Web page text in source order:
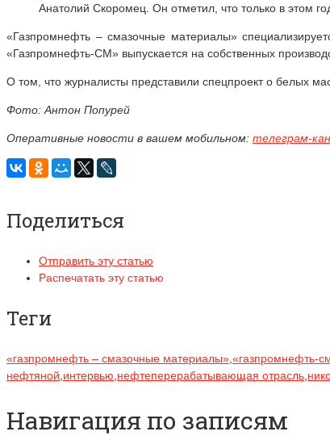
Анатолий Скоромец. Он отметил, что только в этом
«Газпромнефть – смазочные материалы»
«Газпромнефть-СМ» выпускается на собственных
О том, что журналисты представили спецпроект о белых
Фото: Антон Попурей
Оперативные новости в вашем мобильном: телеграм-
Поделиться
Отправить эту статью
Распечатать эту статью
Теги
«газпромнефть – смазочные материалы» «газпромнефть-
нефтяной интервью нефтеперерабатывающая отрасль
Навигация по записям